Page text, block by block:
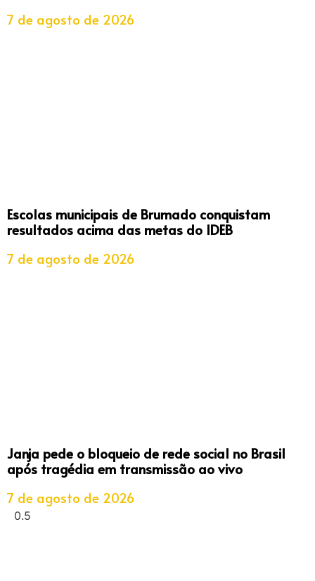
7 de agosto de 2026
Escolas municipais de Brumado conquistam
resultados acima das metas do IDEB
7 de agosto de 2026
Janja pede o bloqueio de rede social no Brasil
após tragédia em transmissão ao vivo
7 de agosto de 2026